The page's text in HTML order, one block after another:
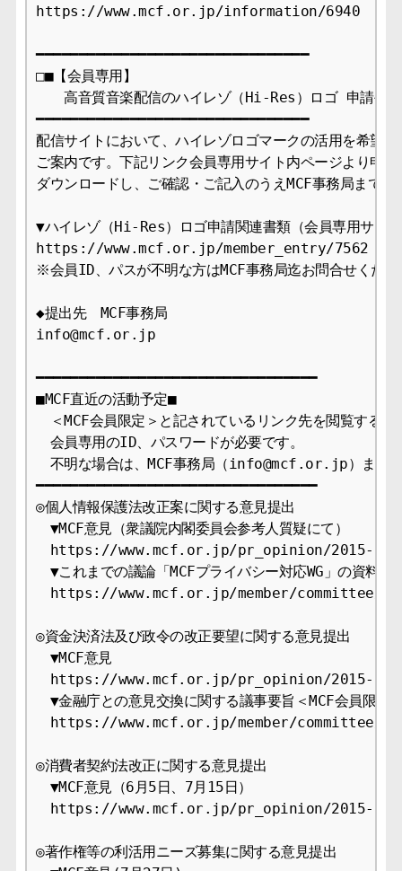
https://www.mcf.or.jp/information/6940
━━━━━━━━━━━━━━━━━━━━━━━━━━━━━━━━
□■【会員専用】
高音質音楽配信のハイレゾ（Hi-Res）ロゴ 申請手続
━━━━━━━━━━━━━━━━━━━━━━━━━━━━━━━━
配信サイトにおいて、ハイレゾロゴマークの活用を希望
ご案内です。下記リンク会員専用サイト内ページより申
ダウンロードし、ご確認・ご記入のうえMCF事務局までご
▼ハイレゾ（Hi-Res）ロゴ申請関連書類（会員専用サイ
https://www.mcf.or.jp/member_entry/7562
※会員ID、パスが不明な方はMCF事務局迄お問合せくださ
◆提出先　MCF事務局
info@mcf.or.jp
━━━━━━━━━━━━━━━━━━━━━━━━━━━━━━━━━
■MCF直近の活動予定■
＜MCF会員限定＞と記されているリンク先を閲覧するに
会員専用のID、パスワードが必要です。
不明な場合は、MCF事務局（info@mcf.or.jp）までお
━━━━━━━━━━━━━━━━━━━━━━━━━━━━━━━━━
◎個人情報保護法改正案に関する意見提出
▼MCF意見（衆議院内閣委員会参考人質疑にて）
https://www.mcf.or.jp/pr_opinion/2015-9
▼これまでの議論「MCFプライバシー対応WG」の資料＜
https://www.mcf.or.jp/member/committee/
◎資金決済法及び政令の改正要望に関する意見提出
▼MCF意見
https://www.mcf.or.jp/pr_opinion/2015-9
▼金融庁との意見交換に関する議事要旨＜MCF会員限定
https://www.mcf.or.jp/member/committee/
◎消費者契約法改正に関する意見提出
▼MCF意見（6月5日、7月15日）
https://www.mcf.or.jp/pr_opinion/2015-9
◎著作権等の利活用ニーズ募集に関する意見提出